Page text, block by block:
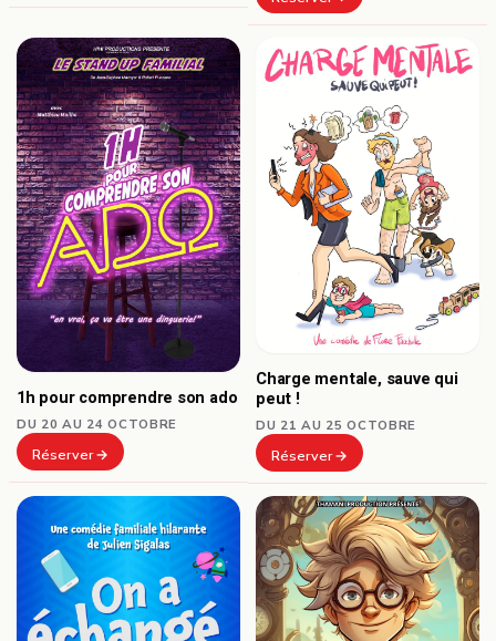
1h pour comprendre son ado
DU 20 AU 24 OCTOBRE
Réserver
Charge mentale, sauve qui
peut !
DU 21 AU 25 OCTOBRE
Réserver